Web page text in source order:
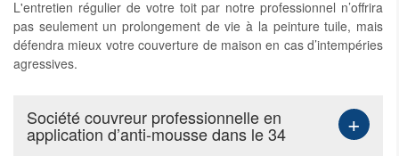
L'entretien régulier de votre toit par notre professionnel n’offrira
pas seulement un prolongement de vie à la peinture tuile, mais
défendra mieux votre couverture de maison en cas d’intempéries
agressives.
Société couvreur professionnelle en
application d’anti-mousse dans le 34 +